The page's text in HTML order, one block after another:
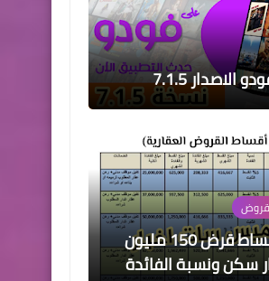
جدول اقساط قرض 150 مليون
سكن ونسبة الفائدة
الاجتماعية
على الرعاية